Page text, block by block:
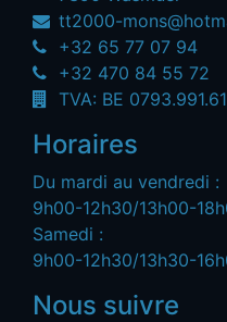
tt2000-
+32 65 77 07 94
+32 470 84 55 72
TVA: BE
Horaires
Du mardi au vendredi :
9h00-12h30/13h00-
Samedi :
9h00-12h30/13h30-
Nous suivre